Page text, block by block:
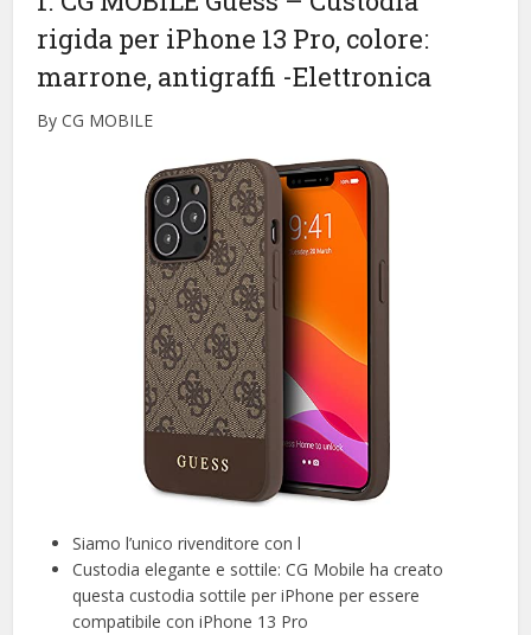
rigida per iPhone 13 Pro, colore:
marrone, antigraffi -Elettronica
By CG MOBILE
Siamo l’unico rivenditore con l
Custodia elegante e sottile: CG Mobile ha creato
questa custodia sottile per iPhone per essere
compatibile con iPhone 13 Pro